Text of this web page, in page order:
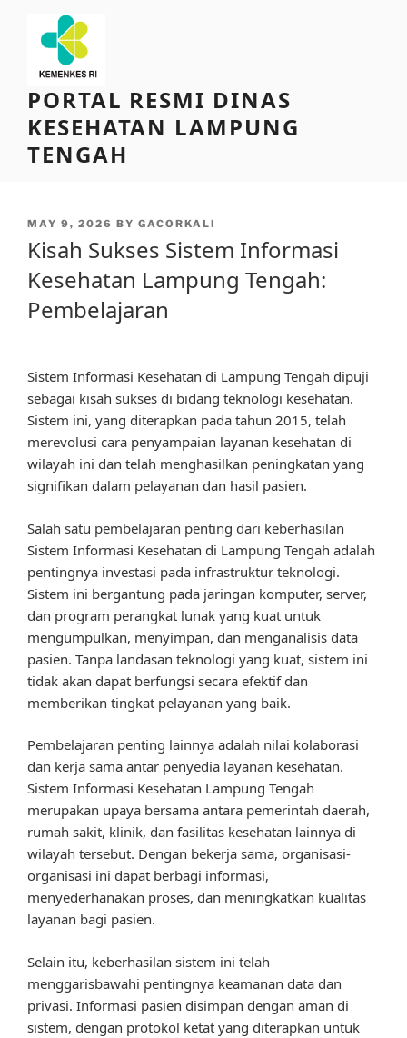
content
PORTAL RESMI DINAS
KESEHATAN LAMPUNG
TENGAH
POSTED
ON
MAY 9, 2026 BY GACORKALI
Kisah Sukses Sistem Informasi
Kesehatan Lampung Tengah:
Pembelajaran
Sistem Informasi Kesehatan di Lampung Tengah dipuji
sebagai kisah sukses di bidang teknologi kesehatan.
Sistem ini, yang diterapkan pada tahun 2015, telah
merevolusi cara penyampaian layanan kesehatan di
wilayah ini dan telah menghasilkan peningkatan yang
signifikan dalam pelayanan dan hasil pasien.
Salah satu pembelajaran penting dari keberhasilan
Sistem Informasi Kesehatan di Lampung Tengah adalah
pentingnya investasi pada infrastruktur teknologi.
Sistem ini bergantung pada jaringan komputer, server,
dan program perangkat lunak yang kuat untuk
mengumpulkan, menyimpan, dan menganalisis data
pasien. Tanpa landasan teknologi yang kuat, sistem ini
tidak akan dapat berfungsi secara efektif dan
memberikan tingkat pelayanan yang baik.
Pembelajaran penting lainnya adalah nilai kolaborasi
dan kerja sama antar penyedia layanan kesehatan.
Sistem Informasi Kesehatan Lampung Tengah
merupakan upaya bersama antara pemerintah daerah,
rumah sakit, klinik, dan fasilitas kesehatan lainnya di
wilayah tersebut. Dengan bekerja sama, organisasi-
organisasi ini dapat berbagi informasi,
menyederhanakan proses, dan meningkatkan kualitas
layanan bagi pasien.
Selain itu, keberhasilan sistem ini telah
menggarisbawahi pentingnya keamanan data dan
privasi. Informasi pasien disimpan dengan aman di
sistem, dengan protokol ketat yang diterapkan untuk